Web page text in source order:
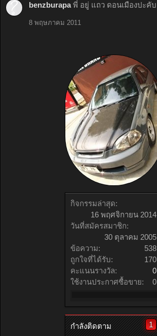
กิจกรรมล่าสุด:
16 พฤศจิกายน 2014
วันที่สมัครสมาชิก:
30 ตุลาคม 2005
ข้อความ:
538
ถูกใจที่ได้รับ:
170
คะแนนรางวัล:
0
ใช้งานประกาศซื้อขาย:
0
กำลังติดตาม 1
benzburapa พี่ อยู่ แถว ดอนเมืองปะคับ
8 พฤษภาคม 2011